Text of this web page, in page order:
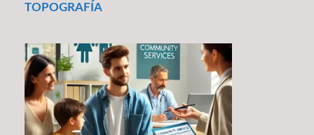
TOPOGRAFÍA